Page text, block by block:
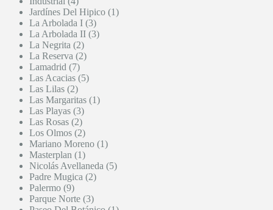
Jardínes Del Hipico (1)
La Arbolada I (3)
La Arbolada II (3)
La Negrita (2)
La Reserva (2)
Lamadrid (7)
Las Acacias (5)
Las Lilas (2)
Las Margaritas (1)
Las Playas (3)
Las Rosas (2)
Los Olmos (2)
Mariano Moreno (1)
Masterplan (1)
Nicolás Avellaneda (5)
Padre Mugica (2)
Palermo (9)
Parque Norte (3)